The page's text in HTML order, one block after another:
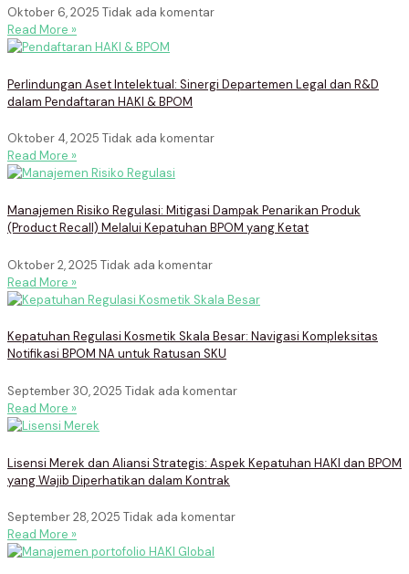
Oktober 6, 2025 Tidak ada komentar
Read More »
Perlindungan Aset Intelektual: Sinergi Departemen Legal dan R&D
dalam Pendaftaran HAKI & BPOM
Oktober 4, 2025 Tidak ada komentar
Read More »
Manajemen Risiko Regulasi: Mitigasi Dampak Penarikan Produk
(Product Recall) Melalui Kepatuhan BPOM yang Ketat
Oktober 2, 2025 Tidak ada komentar
Read More »
Kepatuhan Regulasi Kosmetik Skala Besar: Navigasi Kompleksitas
Notifikasi BPOM NA untuk Ratusan SKU
September 30, 2025 Tidak ada komentar
Read More »
Lisensi Merek dan Aliansi Strategis: Aspek Kepatuhan HAKI dan BPOM
yang Wajib Diperhatikan dalam Kontrak
September 28, 2025 Tidak ada komentar
Read More »